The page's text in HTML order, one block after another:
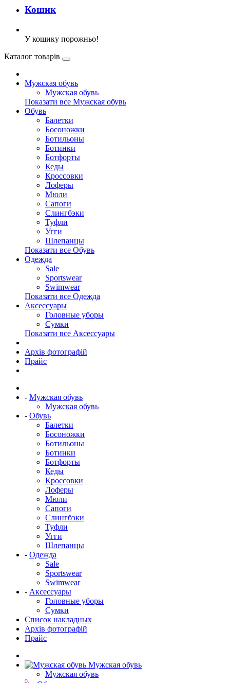
Кошик
У кошику порожньо!
Каталог товарів
Мужская обувь
Мужская обувь
Показати все Мужская обувь
Обувь
Балетки
Босоножки
Ботильоны
Ботинки
Ботфорты
Кеды
Кроссовки
Лоферы
Мюли
Сапоги
Слингбэки
Туфли
Угги
Шлепанцы
Показати все Обувь
Одежда
Sale
Sportswear
Swimwear
Показати все Одежда
Аксессуары
Головные уборы
Сумки
Показати все Аксессуары
Архів фотографій
Прайс
- Мужская обувь
Мужская обувь
- Обувь
Балетки
Босоножки
Ботильоны
Ботинки
Ботфорты
Кеды
Кроссовки
Лоферы
Мюли
Сапоги
Слингбэки
Туфли
Угги
Шлепанцы
- Одежда
Sale
Sportswear
Swimwear
- Аксессуары
Головные уборы
Сумки
Список накладных
Архів фотографій
Прайс
Мужская обувь
Мужская обувь